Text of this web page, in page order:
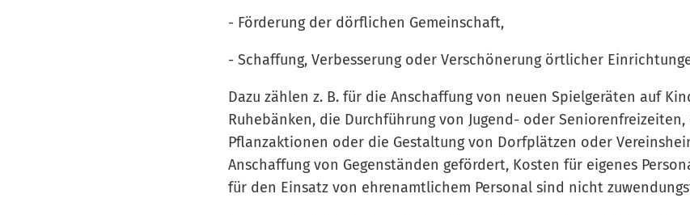
- Förderung der dörflichen Gemeinschaft,
- Schaffung, Verbesserung oder Verschönerung örtlicher
Dazu zählen z. B. für die Anschaffung von neuen Spielgeräten auf
Ruhebänken, die Durchführung von Jugend- oder
Pflanzaktionen oder die Gestaltung von Dorfplätzen oder
Anschaffung von Gegenständen gefördert, Kosten für eigenes
für den Einsatz von ehrenamtlichem Personal sind nicht